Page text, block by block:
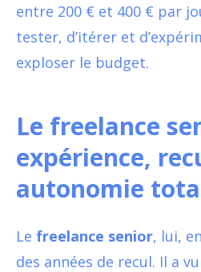
entre 200 € et 400 € par
tester, d’itérer et
exploser le budget.
Le freelance
expérience,
autonomie
Le freelance senior, lui,
des années de recul. Il a